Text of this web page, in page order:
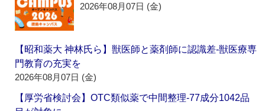
2026年08月07日 (金)
【昭和薬大 神林氏ら】獣医師と薬剤師に認識差‐獣医療専
門教育の充実を
2026年08月07日 (金)
【厚労省検討会】OTC類似薬で中間整理‐77成分1042品